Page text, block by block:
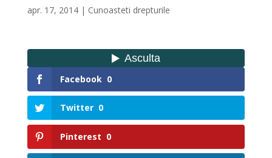
apr. 17, 2014| Cunoasteti drepturile
Facebook 0
Twitter 0
Pinterest 0